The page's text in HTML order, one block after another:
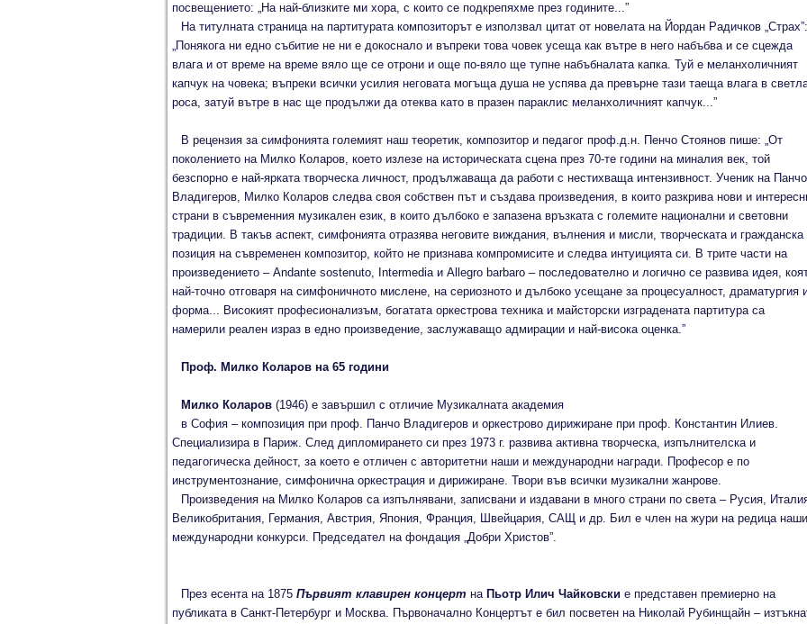
посвещението: „На най-близките ми хора, с които се подкрепяхме през годините...”
На титулната страница на партитурата композиторът е използвал цитат от новелата на Йордан Радичков „Страх”:
„Понякога ни едно събитие не ни е докоснало и въпреки това човек усеща как вътре в него набъбва и се сцежда
влага и от време на време вяло ще се отрони и още по-вяло ще тупне набъбналата капка. Туй е меланхоличният
капчук на човека; въпреки всички усилия неговата могъща душа не успява да превърне тази таеща влага в
роса, затуй вътре в нас ще продължи да отеква като в празен параклис меланхоличният капчук...”
В рецензия за симфонията големият наш теоретик, композитор и педагог проф.д.н. Пенчо Стоянов пише: „От
поколението на Милко Коларов, което излезе на историческата сцена през 70-те години на миналия век, той
безспорно е най-ярката творческа личност, продължаваща да работи с нестихваща интензивност. Ученик на Панчо
Владигеров, Милко Коларов следва своя собствен път и създава произведения, в които разкрива нови и
страни в съвременния музикален език, в които дълбоко е запазена връзката с големите национални и световни
традиции. В такъв аспект, симфонията отразява неговите виждания, вълнения и мисли, творческата и гражданска
позиция на съвременен композитор, който не признава компромисите и следва интуицията си. В трите части на
произведението – Andante sostenuto, Intermedia и Allegro barbaro – последователно и логично се развива идея,
най-точно отговаря на симфоничното мислене, на сериозното и дълбоко усещане за процесуалност, драматургия
форма... Високият професионализъм, богатата оркестрова техника и майсторски изградената партитура са
намерили реален израз в едно произведение, заслужаващо адмирации и най-висока оценка.”
Проф. Милко Коларов на 65 години
Милко Коларов(1946) е завършил с отличие Музикалната академия
в София – композиция при проф. Панчо Владигеров и оркестрово дирижиране при проф. Константин Илиев.
Специализира в Париж. След дипломирането си през 1973 г. развива активна творческа, изпълнителска и
педагогическа дейност, за което е отличен с авторитетни наши и международни награди. Професор е по
инструментознание, симфонична оркестрация и дирижиране. Твори във всички музикални жанрове.
Произведения на Милко Коларов са изпълнявани, записвани и издавани в много страни по света – Русия,
Великобритания, Германия, Австрия, Япония, Франция, Швейцария, САЩ и др. Бил е член на жури на редица
международни конкурси. Председател на фондация „Добри Христов”.
През есента на 1875 Първият клавирен концерт на Пьотр Илич Чайковски е представен премиерно на
публиката в Санкт-Петербург и Москва. Първоначално Концертът е бил посветен на Николай Рубинщайн –